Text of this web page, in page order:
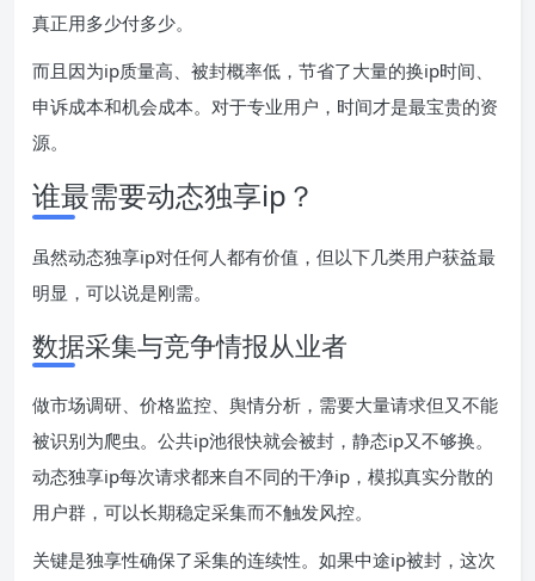
真正用多少付多少。
而且因为ip质量高、被封概率低，节省了大量的换ip时间、
申诉成本和机会成本。对于专业用户，时间才是最宝贵的资
源。
谁最需要动态独享ip？
虽然动态独享ip对任何人都有价值，但以下几类用户获益最
明显，可以说是刚需。
数据采集与竞争情报从业者
做市场调研、价格监控、舆情分析，需要大量请求但又不能
被识别为爬虫。公共ip池很快就会被封，静态ip又不够换。
动态独享ip每次请求都来自不同的干净ip，模拟真实分散的
用户群，可以长期稳定采集而不触发风控。
关键是独享性确保了采集的连续性。如果中途ip被封，这次